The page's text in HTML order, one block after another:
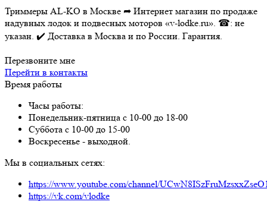
Триммеры AL-KO в Москве ➦ Интернет магазин по продаже
надувных лодок и подвесных моторов «v-lodke.ru». ☎: не
указан. ✔️ Доставка в Москва и по России. Гарантия.
Перезвоните мне
Перейти в контакты
Время работы
Часы работы:
Понедельник-пятница с 10-00 до 18-00
Суббота с 10-00 до 15-00
Воскресенье - выходной.
Мы в социальных сетях:
https://www.youtube.com/channel/
https://vk.com/vlodke